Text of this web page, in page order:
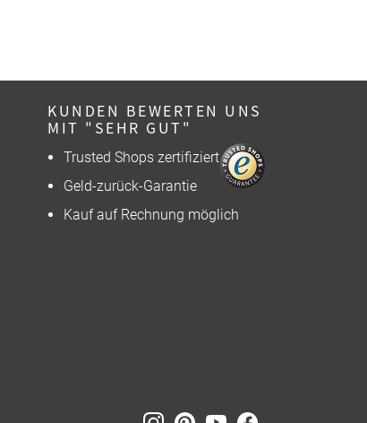
KUNDEN BEWERTEN UNS
MIT "SEHR GUT"
Trusted Shops zertifiziert
Geld-zurück-Garantie
Kauf auf Rechnung möglich